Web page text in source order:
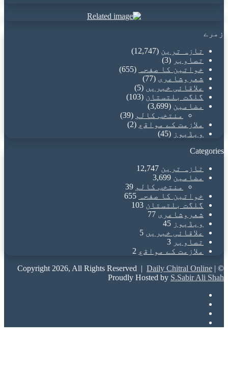
زمرے
تازہ ترین (12,747)
تصاویر (3)
خواتین کا صفحہ
(655)
شعروشاعری (77)
علاقائی خبریں (5)
گلگت بلتستان (103)
مضامین (3,699)
منتخب کالم (39)
ملازمت کے مواقع (2)
ویڈیوز (45)
Categories
تازہ ترین 12,747
مضامین 3,699
منتخب کالم 39
خواتین کا صفحہ
655
گلگت بلتستان 103
شعروشاعری 77
ویڈیوز 45
علاقائی خبریں 5
تصاویر 3
ملازمت کے مواقع 2
© Copyright 2026, All Rights Reserved |
Daily Chitral Online |
Proudly Hosted by S.Sabir Ali Shah